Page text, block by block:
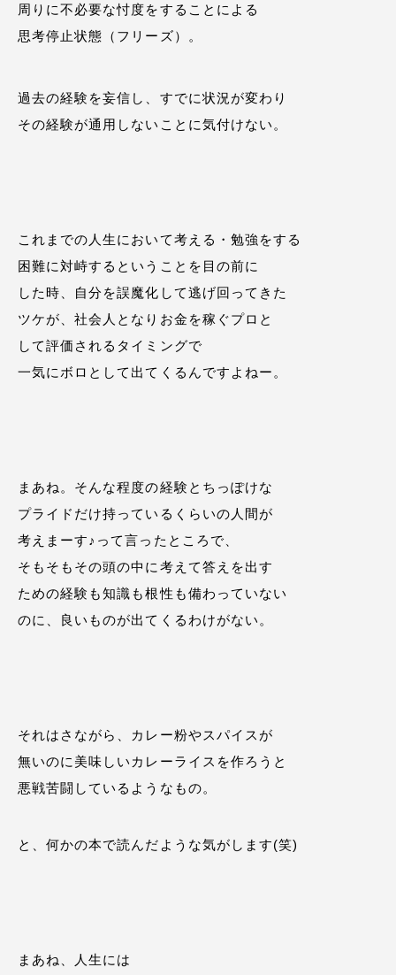
周りに不必要な忖度をすることによる
思考停止状態（フリーズ）。
過去の経験を妄信し、すでに状況が変わり
その経験が通用しないことに気付けない。
これまでの人生において考える・勉強をする
困難に対峙するということを目の前に
した時、自分を誤魔化して逃げ回ってきた
ツケが、社会人となりお金を稼ぐプロと
して評価されるタイミングで
一気にボロとして出てくるんですよねー。
まあね。そんな程度の経験とちっぽけな
プライドだけ持っているくらいの人間が
考えまーす♪って言ったところで、
そもそもその頭の中に考えて答えを出す
ための経験も知識も根性も備わっていない
のに、良いものが出てくるわけがない。
それはさながら、カレー粉やスパイスが
無いのに美味しいカレーライスを作ろうと
悪戦苦闘しているようなもの。
と、何かの本で読んだような気がします(笑)
まあね、人生には